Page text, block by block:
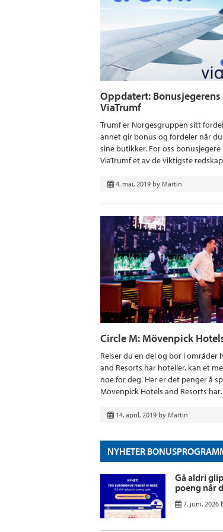
Oppdatert:
ViaTrumf
Trumf er Norgesgruppen sitt
annet gir bonus og fordeler når
sine butikker. For oss
ViaTrumf et av de viktigste
4. mai, 2019 by Martin
Circle M: Mövenpick
Reiser du en del og bor i områder
and Resorts har hoteller, kan et
noe for deg. Her er det penger å
Mövenpick Hotels and Resorts
14. april, 2019 by Martin
NYHETER
Gå aldri
poeng når
7. juni, 2026